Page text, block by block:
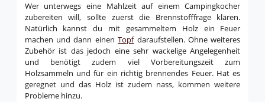
Wer unterwegs eine Mahlzeit auf einem Campingkocher
zubereiten will, sollte zuerst die Brennstofffrage klären.
Natürlich kannst du mit gesammeltem Holz ein Feuer
machen und dann einenTopfdaraufstellen. Ohne weiteres
Zubehör ist das jedoch eine sehr wackelige Angelegenheit
und benötigt zudem viel Vorbereitungszeit zum
Holzsammeln und für ein richtig brennendes Feuer. Hat es
geregnet und das Holz ist zudem nass, kommen weitere
Probleme hinzu.